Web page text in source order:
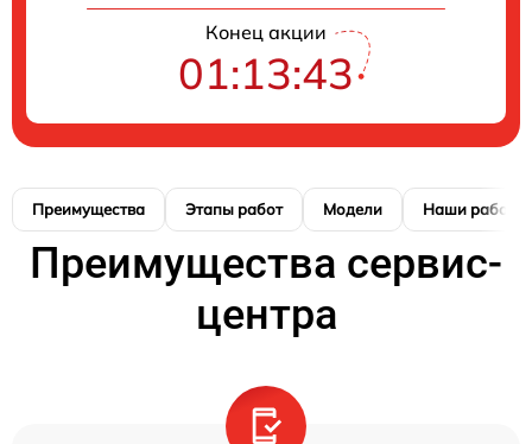
Конец акции
01:13:42
Преимущества Этапы работ Модели Наши работы
Преимущества сервис-
центра